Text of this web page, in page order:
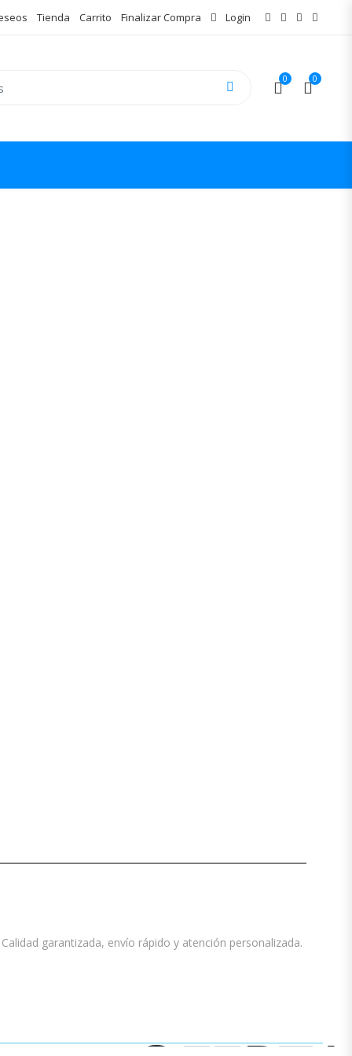
Tienda Carrito Finalizar Compra Login
0 0
garantizada, envío rápido y atención personalizada.